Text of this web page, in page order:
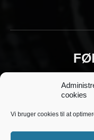
cookies
Vi bruger cookies til at